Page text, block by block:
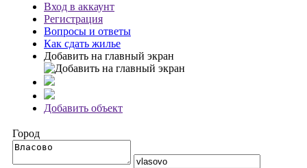
Вход в аккаунт
Регистрация
Вопросы и ответы
Как сдать жилье
Добавить на главный экран
Добавить объект
Город